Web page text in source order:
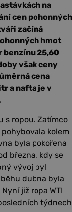
na
cen pohonných
začíná
hmot
benzínu 25,60
však ceny
cena
a nafta je v
s ropou. Zatímco
kolem
byla pokořena
března, kdy se
vývoj byl
dubna byla
již ropa WTI
týdnech